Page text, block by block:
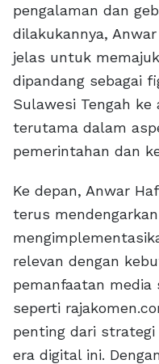
pengalaman dan
dilakukannya,
jelas untuk
dipandang sebagai
Sulawesi Tengah ke
terutama dalam
pemerintahan dan
Ke depan, Anwar
terus
relevan dengan
pemanfaatan
seperti
penting dari
era digital ini.